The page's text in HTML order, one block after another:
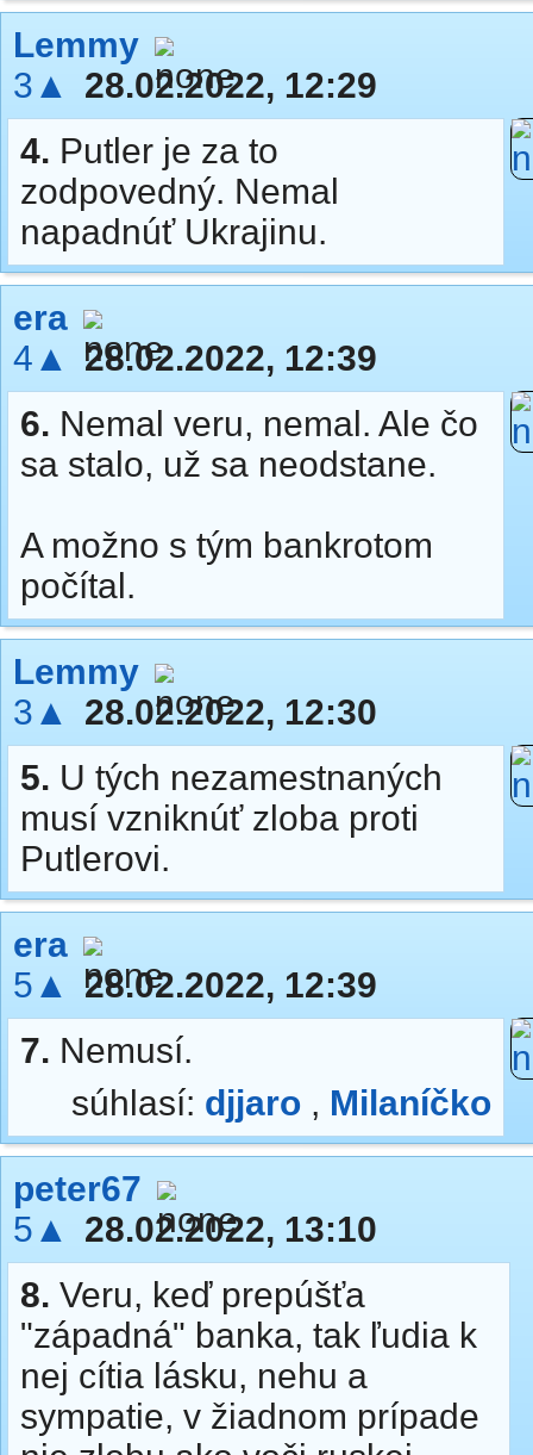
Lemmy
3▲
28.02.2022, 12:29
4. Putler je za to
zodpovedný. Nemal
napadnúť Ukrajinu.
era
4▲
28.02.2022, 12:39
6. Nemal veru, nemal. Ale čo
sa stalo, už sa neodstane.
A možno s tým bankrotom
počítal.
Lemmy
3▲
28.02.2022, 12:30
5. U tých nezamestnaných
musí vzniknúť zloba proti
Putlerovi.
era
5▲
28.02.2022, 12:39
7. Nemusí.
súhlasí: djjaro , Milaníčko
peter67
5▲
28.02.2022, 13:10
8. Veru, keď prepúšťa
"západná" banka, tak ľudia k
nej cítia lásku, nehu a
sympatie, v žiadnom prípade